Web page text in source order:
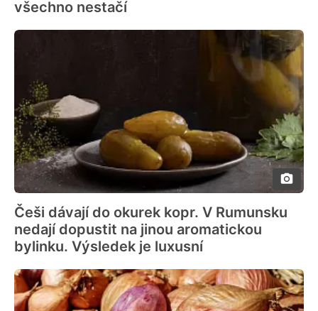
všechno nestačí
Češi dávají do okurek kopr. V Rumunsku
nedají dopustit na jinou aromatickou
bylinku. Výsledek je luxusní